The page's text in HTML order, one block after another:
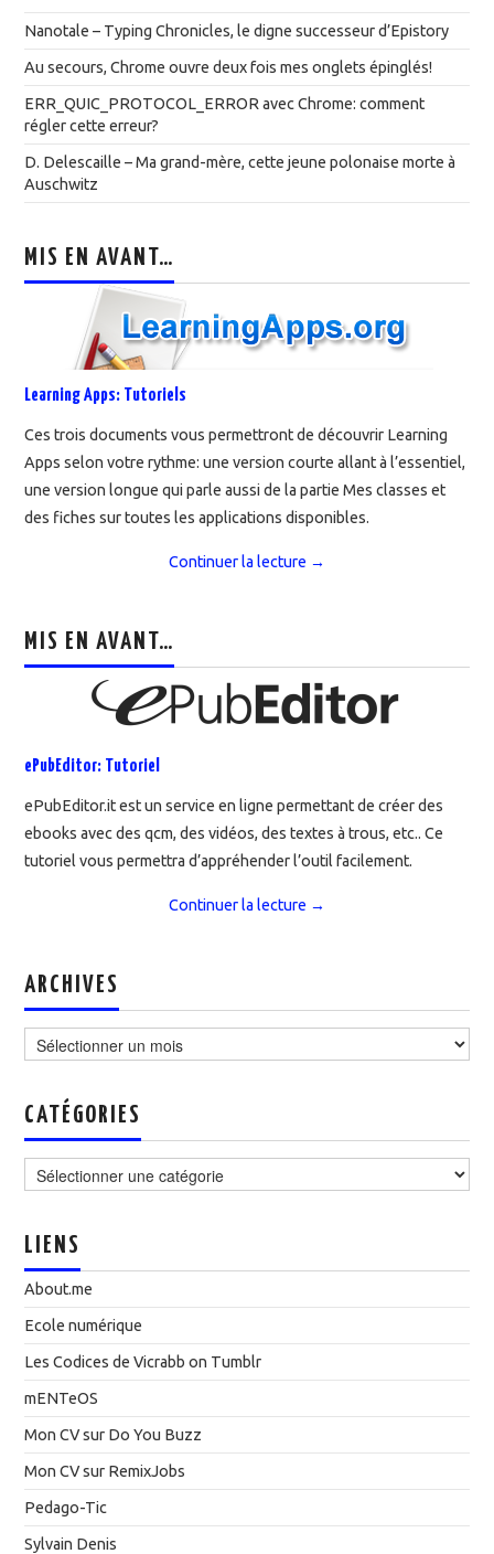
Nanotale – Typing Chronicles, le digne successeur d’Epistory
Au secours, Chrome ouvre deux fois mes onglets épinglés!
ERR_QUIC_PROTOCOL_ERROR avec Chrome: comment
régler cette erreur?
D. Delescaille – Ma grand-mère, cette jeune polonaise morte à
Auschwitz
MIS EN AVANT…
Learning Apps: Tutoriels
Ces trois documents vous permettront de découvrir Learning
Apps selon votre rythme: une version courte allant à l’essentiel,
une version longue qui parle aussi de la partie Mes classes et
des fiches sur toutes les applications disponibles.
Continuer la lecture →
MIS EN AVANT…
ePubEditor: Tutoriel
ePubEditor.it est un service en ligne permettant de créer des
ebooks avec des qcm, des vidéos, des textes à trous, etc.. Ce
tutoriel vous permettra d’appréhender l’outil facilement.
Continuer la lecture →
ARCHIVES
CATÉGORIES
LIENS
About.me
Ecole numérique
Les Codices de Vicrabb on Tumblr
mENTeOS
Mon CV sur Do You Buzz
Mon CV sur RemixJobs
Pedago-Tic
Sylvain Denis